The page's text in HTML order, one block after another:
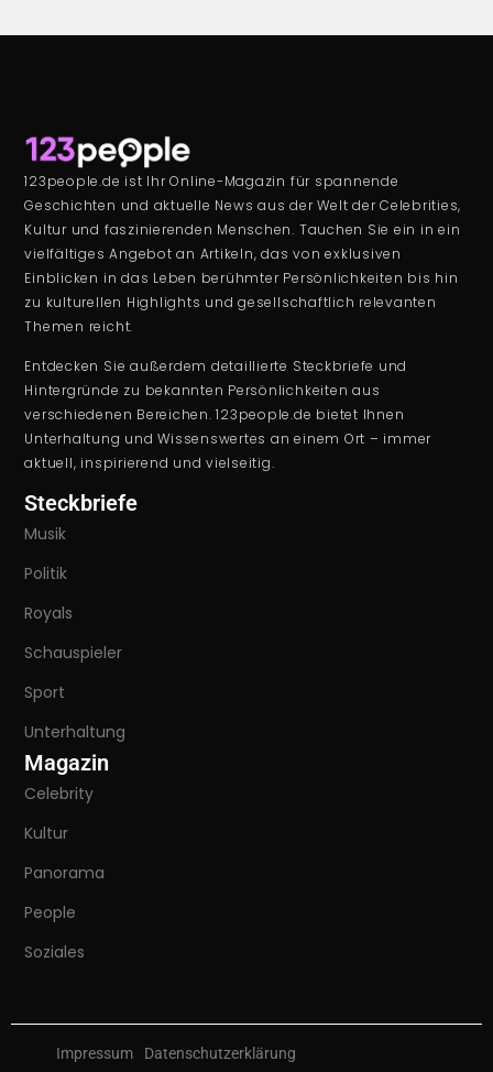
123people.de ist Ihr Online-Magazin für spannende
Geschichten und aktuelle News aus der Welt der Celebrities,
Kultur und faszinierenden Menschen. Tauchen Sie ein in ein
vielfältiges Angebot an Artikeln, das von exklusiven
Einblicken in das Leben berühmter Persönlichkeiten bis hin
zu kulturellen Highlights und gesellschaftlich relevanten
Themen reicht.
Entdecken Sie außerdem detaillierte Steckbriefe und
Hintergründe zu bekannten Persönlichkeiten aus
verschiedenen Bereichen. 123people.de bietet Ihnen
Unterhaltung und Wissenswertes an einem Ort – immer
aktuell, inspirierend und vielseitig.
Steckbriefe
Musik
Politik
Royals
Schauspieler
Sport
Unterhaltung
Magazin
Celebrity
Kultur
Panorama
People
Soziales
Impressum Datenschutzerklärung